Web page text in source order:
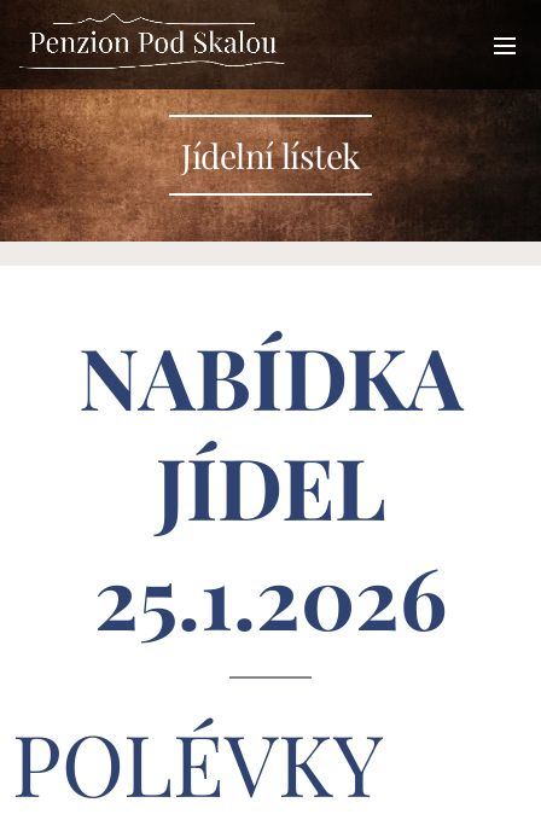
Jídelní lístek
NABÍDKA
JÍDEL
25.1.2026
POLÉVKY